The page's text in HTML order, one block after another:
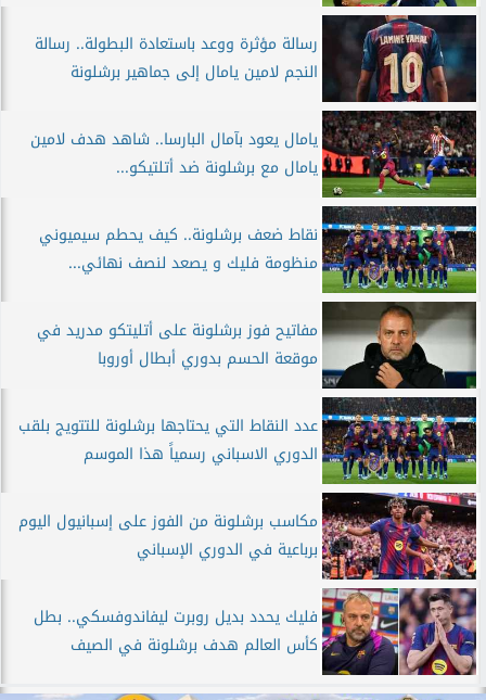
رسالة مؤثرة ووعد باستعادة البطولة.. رسالة
النجم لامين يامال إلى جماهير برشلونة
يامال يعود بآمال البارسا.. شاهد هدف لامين
يامال مع برشلونة ضد أتلتيكو...
نقاط ضعف برشلونة.. كيف يحطم سيميوني
منظومة فليك و يصعد لنصف نهائي...
مفاتيح فوز برشلونة على أتليتكو مدريد في
موقعة الحسم بدوري أبطال أوروبا
عدد النقاط التي يحتاجها برشلونة للتتويج بلقب
الدوري الاسباني رسمياً هذا الموسم
مكاسب برشلونة من الفوز على إسبانيول اليوم
برباعية في الدوري الإسباني
فليك يحدد بديل روبرت ليفاندوفسكي.. بطل
كأس العالم هدف برشلونة في الصيف